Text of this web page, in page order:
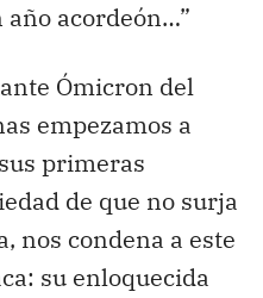
año acordeón…”
Ómicron del
empezamos a
primeras
de que no surja
nos condena a este
su enloquecida